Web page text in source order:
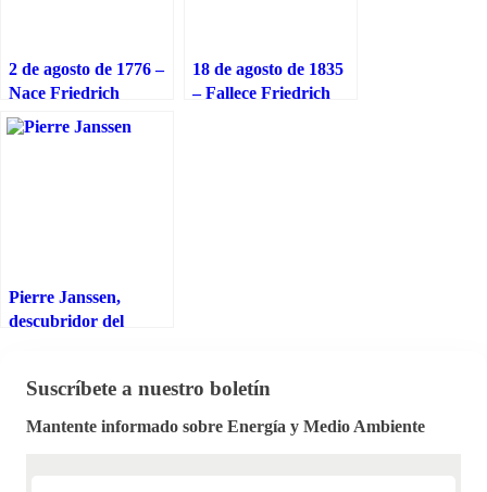
2 de agosto de 1776 –
Nace Friedrich
Stromeyer,
descubridor del
18 de agosto de 1835
– Fallece Friedrich
Pierre Janssen,
descubridor del
Suscríbete a nuestro boletín
Mantente informado sobre Energía y Medio Ambiente